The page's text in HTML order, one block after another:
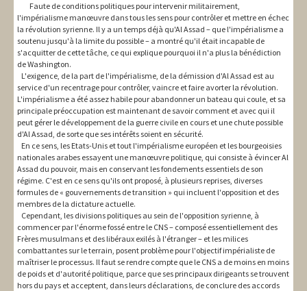
Faute de conditions politiques pour intervenir militairement,
l'impérialisme manœuvre dans tous les sens pour contrôler et mettre en échec
la révolution syrienne. Il y a un temps déjà qu'Al Assad – que l'impérialisme a
soutenu jusqu'à la limite du possible – a montré qu'il était incapable de
s'acquitter de cette tâche, ce qui explique pourquoi il n'a plus la bénédiction
de Washington.
L'exigence, de la part de l'impérialisme, de la démission d'Al Assad est au
service d'un recentrage pour contrôler, vaincre et faire avorter la révolution.
L'impérialisme a été assez habile pour abandonner un bateau qui coule, et sa
principale préoccupation est maintenant de savoir comment et avec qui il
peut gérer le développement de la guerre civile en cours et une chute possible
d'Al Assad, de sorte que ses intérêts soient en sécurité.
En ce sens, les Etats-Unis et tout l'impérialisme européen et les bourgeoisies
nationales arabes essayent une manœuvre politique, qui consiste à évincer Al
Assad du pouvoir, mais en conservant les fondements essentiels de son
régime. C'est en ce sens qu'ils ont proposé, à plusieurs reprises, diverses
formules de « gouvernements de transition » qui incluent l'opposition et des
membres de la dictature actuelle.
Cependant, les divisions politiques au sein de l'opposition syrienne, à
commencer par l'énorme fossé entre le CNS – composé essentiellement des
Frères musulmans et des libéraux exilés à l'étranger – et les milices
combattantes sur le terrain, posent problème pour l'objectif impérialiste de
maîtriser le processus. Il faut se rendre compte que le CNS a de moins en moins
de poids et d'autorité politique, parce que ses principaux dirigeants se trouvent
hors du pays et acceptent, dans leurs déclarations, de conclure des accords